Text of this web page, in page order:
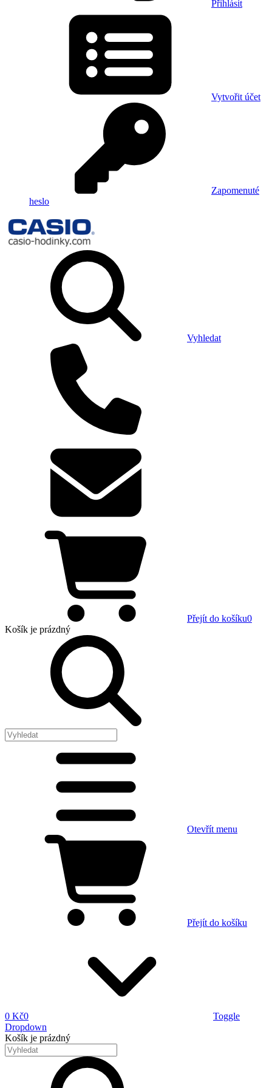
Přihlásit
Vytvořit účet
Zapomenuté
heslo
Vyhledat
Přejít do košíku0
Košík je prázdný
Otevřít menu
Přejít do košíku
0 Kč0
Toggle
Dropdown
Košík je prázdný